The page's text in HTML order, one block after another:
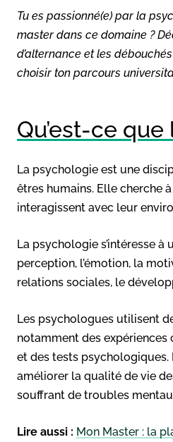
Tu es passionné(e) par la
master dans ce domaine ?
d’alternance et les
choisir ton parcours
Qu’est-ce
La psychologie est une
êtres humains. Elle cherche
interagissent avec leur
La psychologie s’intéresse
perception, l’émotion, la
relations sociales, le
Les psychologues utilisent
notamment des expériences
et des tests
améliorer la qualité de vie
souffrant de troubles
Lire aussi : Mon Master : la